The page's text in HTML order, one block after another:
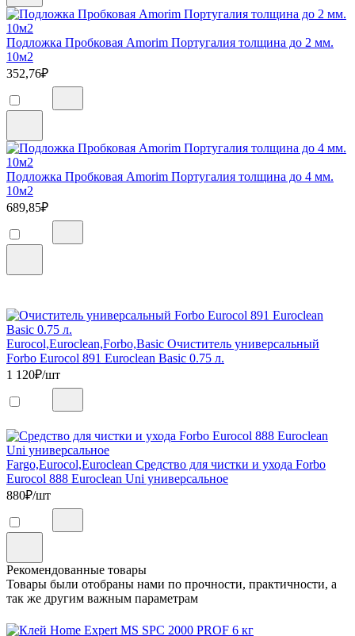
Подложка Пробковая Amorim Португалия толщина до 2 мм.
10м2
352,76₽
Подложка Пробковая Amorim Португалия толщина до 4 мм.
10м2
689,85₽
Eurocol,Euroclean,Forbo,Basic Очиститель универсальный
Forbo Eurocol 891 Euroclean Basic 0.75 л.
1 120₽/шт
Fargo,Eurocol,Euroclean Средство для чистки и ухода Forbo
Eurocol 888 Euroclean Uni универсальное
880₽/шт
Рекомендованные товары
Товары были отобраны нами по прочности, практичности, а
так же другим важным параметрам